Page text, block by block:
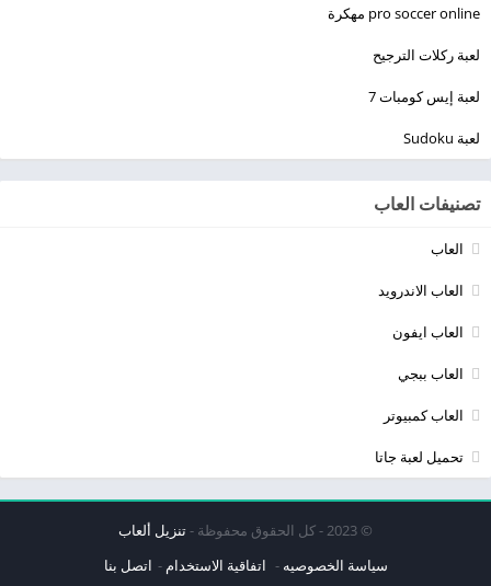
pro soccer online مهكرة
لعبة ركلات الترجيح
لعبة إيس كومبات 7
لعبة Sudoku
تصنيفات العاب
العاب
العاب الاندرويد
العاب ايفون
العاب ببجي
العاب كمبيوتر
تحميل لعبة جاتا
© 2023 - كل الحقوق محفوظة -
تنزيل ألعاب
سياسة الخصوصيه
اتفاقية الاستخدام اتصل بنا